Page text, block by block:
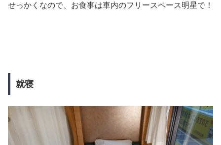
せっかくなので、お食事は車内のフリースペース明星で！
就寝